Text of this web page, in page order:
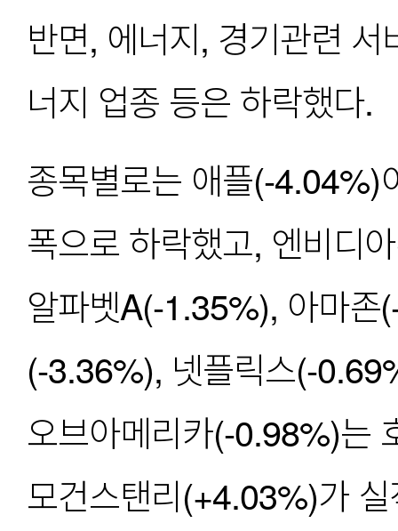
반면, 에너지, 경기관련
너지 업종 등은 하락했다.
종목별로는 애플(-4.04%)
폭으로 하락했고, 엔비디
알파벳A(-1.35%), 아마
(-3.36%), 넷플릭스(-
오브아메리카(-0.98%)는
모건스탠리(+4.03%)가